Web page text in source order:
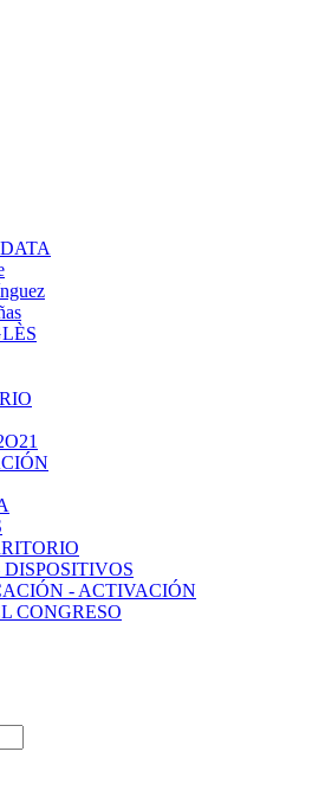
DISPOSITIVOS
- ACTIVACIÓN
CONGRESO